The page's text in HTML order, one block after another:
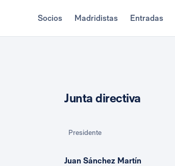
Socios Madridistas Entradas
Junta directiva
Presidente
Juan Sánchez Martín